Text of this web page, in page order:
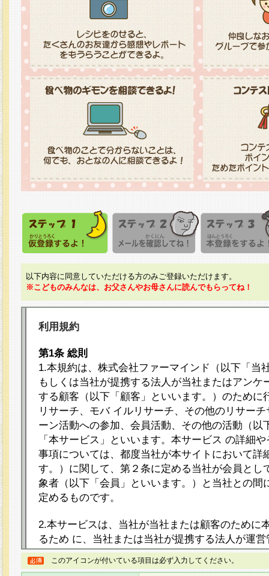
以下内容に同意していただける方のみご登録いただけます。
※こどものみんなは、お父さんやお母さんに読んでもらってね！
利用規約
第1条 総則
1.本規約は、株式会社ファーマインド（以下「当
もしくは当社が提携する法人が当社またはアンケ
する顧客（以下「顧客」といいます。）のために
リサーチ、モバ イルリサーチ、その他のリサー
ーン活動への参加、会員活動、その他の活動（以
「本サービス」といいます。本サービス の詳細
事項については、都度当社が本サイトにおいて詳
す。）に関して、第２条に定める当社が会員とし
象者（以下「会員」といいます。）と当社との間
定めるものです。
2.本サービスは、当社が当社または顧客のために
るため に、当社または当社が提携する法人が運
ト（以下「本サイト」といいます。）上に本サー
ージを設け、会員がアンケー ト調査に回答する
このアイコンが付いている項目は必ず入力してください。